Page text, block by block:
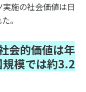
施の社会価値は日
。
会的価値は年
模では約3.2